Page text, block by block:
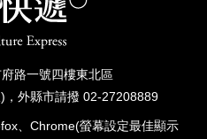
路一號四樓東北區
，外縣市請撥 02-27208889
、Chrome(螢幕設定最佳顯示